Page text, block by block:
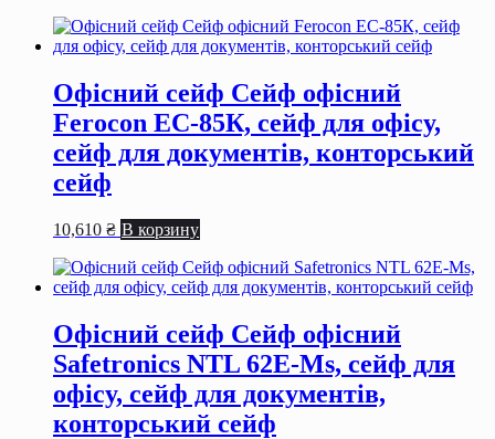
Офісний сейф Сейф офiсний
Ferocon ЕС-85К, сейф для офiсу,
сейф для документiв, конторський
сейф
10,610 ₴ В корзину
Офісний сейф Сейф офiсний
Safetronics NTL 62E-Мѕ, сейф для
офiсу, сейф для документiв,
конторський сейф